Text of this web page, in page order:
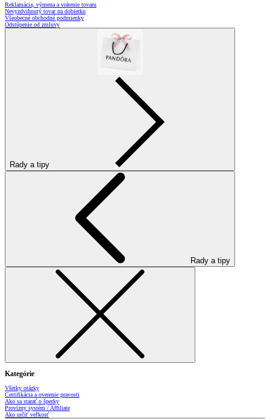
Reklamácia, výmena a vrátenie tovaru
Nevyzdvihnutý tovar na dobierku
Všeobecné obchodné podmienky
Odstúpenie od zmluvy
Rady a tipy
Rady a tipy
Kategórie
Všetky otázky
Certifikácia a overenie pravosti
Ako sa starať o šperky
Provízny systém / Affiliate
Ako určiť veľkosť